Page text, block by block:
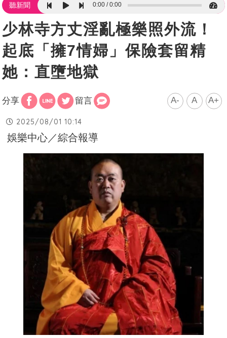
聽新聞 0:00 0:00
少林寺方丈淫亂極樂照外流！
起底「擁7情婦」保險套留精
她：直墮地獄
分享 留言 A- A A+
2025/08/01 10:14
娛樂中心／綜合報導